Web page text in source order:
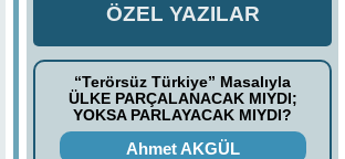
ÖZEL YAZILAR
“Terörsüz Türkiye” Masalıyla
ÜLKE PARÇALANACAK MIYDI;
YOKSA PARLAYACAK MIYDI?
Ahmet AKGÜL